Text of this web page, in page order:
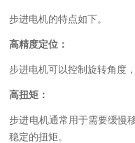
步进电机的特点如下。
高精度定位：
步进电机可以控制旋转角度
高扭矩：
步进电机通常用于需要缓慢
稳定的扭矩。